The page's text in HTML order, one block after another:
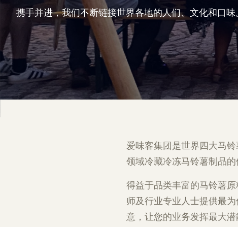
携手并进，我们不断链接世界各地的人们、文化和口味。
爱味客集团是世界四大马
领域冷藏冷冻马铃薯制品的
得益于品类丰富的马铃薯
师及行业专业人士提供最
意，让您的业务发挥最大潜